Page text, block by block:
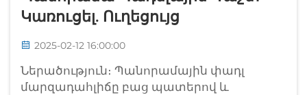
Կառուցել. Ուղեցույց
2025-02-12 16:00:00
Ներածություն։ Պանորամային փադլ
մարզադահլիճը բաց պատերով և